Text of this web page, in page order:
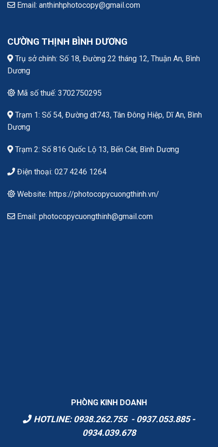
Email: anthinhphotocopy@gmail.com
CƯỜNG THỊNH BÌNH DƯƠNG
Trụ sở chính: Số 18, Đường 22 tháng 12, Thuận An, Bình
Dương
Mã số thuế: 3702750295
Trạm 1: Số 54, Đường dt743, Tân Đông Hiệp, Dĩ An, Bình
Dương
Trạm 2: Số 816 Quốc Lộ 13, Bến Cát, Bình Dương
Điện thoại: 027 4246 1264
Website: https://photocopycuongthinh.vn/
Email: photocopycuongthinh@gmail.com
PHÒNG KINH DOANH
HOTLINE: 0938.262.755 - 0937.053.885 -
0934.039.678